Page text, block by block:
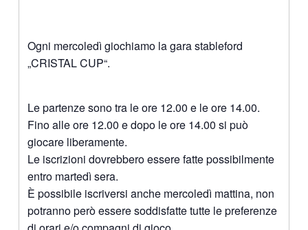
Ogni mercoledì giochiamo la gara stableford
„CRISTAL CUP“.
Le partenze sono tra le ore 12.00 e le ore 14.00.
Fino alle ore 12.00 e dopo le ore 14.00 si può
giocare liberamente.
Le iscrizioni dovrebbero essere fatte possibilmente
entro martedì sera.
È possibile iscriversi anche mercoledì mattina, non
potranno però essere soddisfatte tutte le preferenze